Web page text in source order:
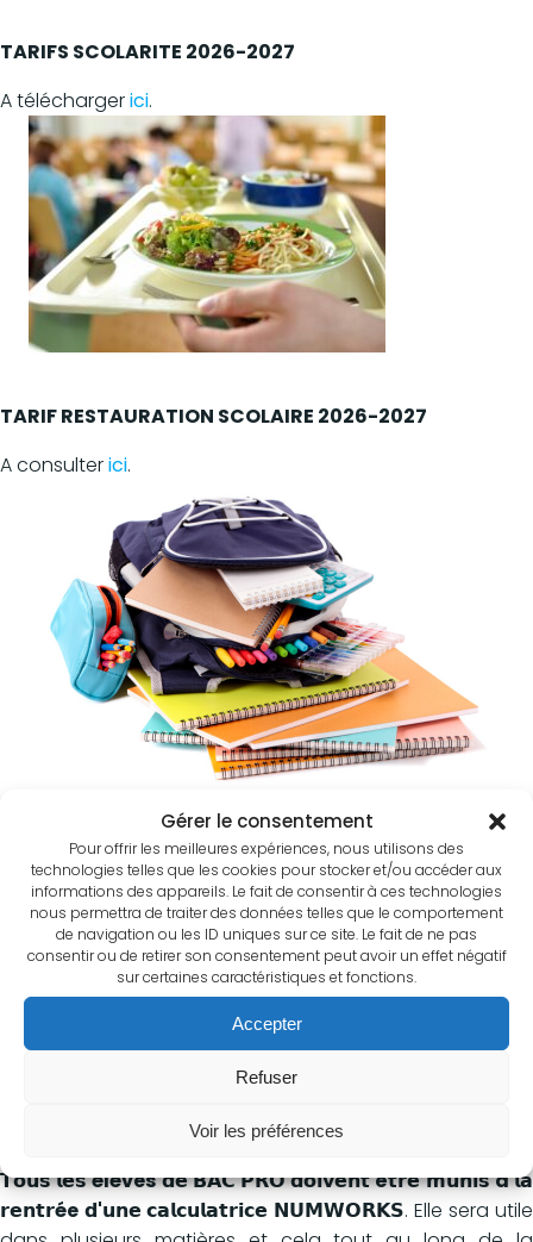
Gérer le consentement
Pour offrir les meilleures expériences, nous utilisons des
technologies telles que les cookies pour stocker et/ou accéder aux
informations des appareils. Le fait de consentir à ces technologies
nous permettra de traiter des données telles que le comportement
de navigation ou les ID uniques sur ce site. Le fait de ne pas
consentir ou de retirer son consentement peut avoir un effet négatif
sur certaines caractéristiques et fonctions.
Accepter
Refuser
Voir les préférences
TARIFS SCOLARITE 2026-2027
A téléchargerici.
TARIF RESTAURATION SCOLAIRE 2026-2027
A consulterici.
FOURNITURES SCOLAIRES 2026-2027
Vous trouverez dans cedossierla liste des fournitures
scolaires, classe par classe.
𝗧𝗼𝘂𝘀 𝗹𝗲𝘀 élèves 𝗱𝗲 𝗕𝗔𝗖 𝗣𝗥𝗢 𝗱𝗼𝗶𝘃𝗲𝗻𝘁 ê𝘁𝗿𝗲 𝗺𝘂𝗻𝗶𝘀 à 𝗹𝗮
𝗿𝗲𝗻𝘁𝗿ée 𝗱'𝘂𝗻𝗲 𝗰𝗮𝗹𝗰𝘂𝗹𝗮𝘁𝗿𝗶𝗰𝗲 𝗡𝗨𝗠𝗪𝗢𝗥𝗞𝗦. Elle sera utile